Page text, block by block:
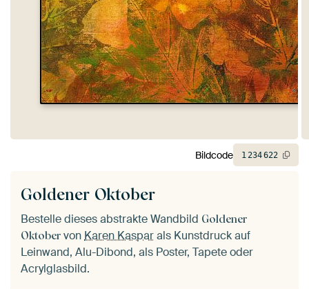
Goldener Oktober
Bestelle dieses abstrakte Wandbild Goldener
Oktober vonKaren Kasparals Kunstdruck auf
Leinwand, Alu-Dibond, als Poster, Tapete oder
Acrylglasbild.
Bildcode 1234622